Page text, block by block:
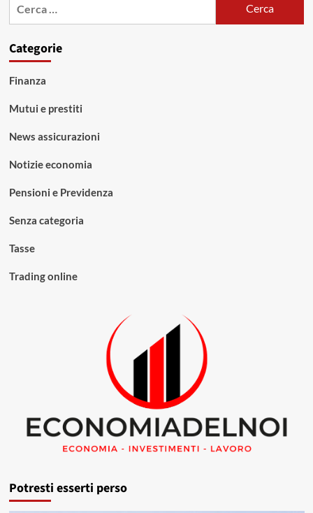
Categorie
Finanza
Mutui e prestiti
News assicurazioni
Notizie economia
Pensioni e Previdenza
Senza categoria
Tasse
Trading online
Potresti esserti perso